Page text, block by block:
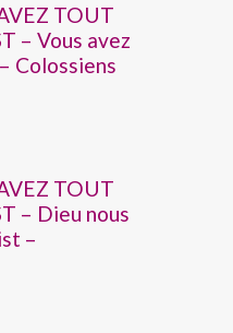
TOUT
– Vous avez
Colossiens
TOUT
– Dieu nous
–